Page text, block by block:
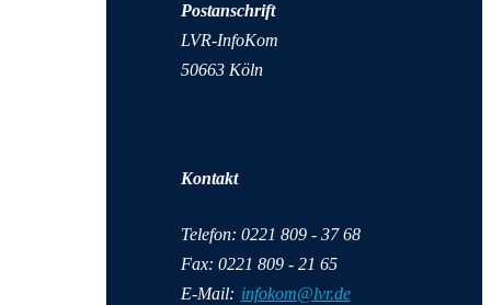
Postanschrift
LVR-InfoKom
50663 Köln
Kontakt
Telefon: 0221 809 - 37 68
Fax: 0221 809 - 21 65
E-Mail: infokom@lvr.de